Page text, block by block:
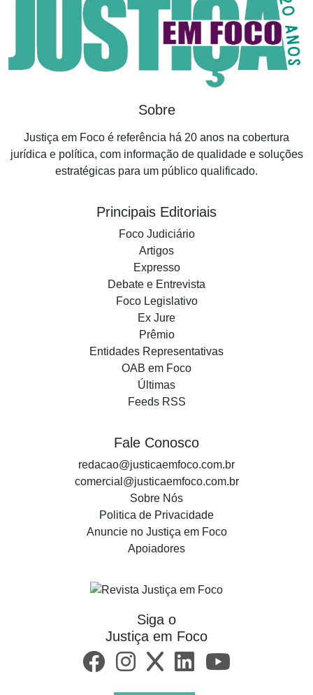
Sobre
Justiça em Foco é referência há 20 anos na cobertura
jurídica e política, com informação de qualidade e soluções
estratégicas para um público qualificado.
Principais Editoriais
Foco Judiciário
Artigos
Expresso
Debate e Entrevista
Foco Legislativo
Ex Jure
Prêmio
Entidades Representativas
OAB em Foco
Últimas
Feeds RSS
Fale Conosco
redacao@justicaemfoco.com.br
comercial@justicaemfoco.com.br
Sobre Nós
Politica de Privacidade
Anuncie no Justiça em Foco
Apoiadores
Siga o
Justiça em Foco